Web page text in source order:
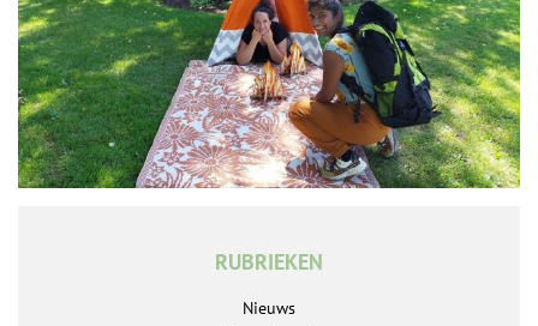
RUBRIEKEN
Nieuws